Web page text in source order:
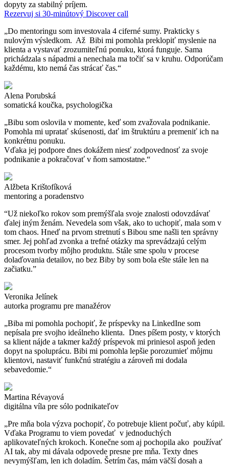
dopyty za stabilný príjem.
Rezervuj si 30-minútový Discover call
„Do mentoringu som investovala 4 ciferné sumy. Prakticky s
nulovým výsledkom. Až Bibi mi pomohla preklopiť myslenie na
klienta a vystavať zrozumiteľnú ponuku, ktorá funguje. Sama
prichádzala s nápadmi a nenechala ma točiť sa v kruhu. Odporúčam
každému, kto nemá čas strácať čas.“
Alena Porubská
somatická koučka, psychologička
„Bibu som oslovila v momente, keď som zvažovala podnikanie.
Pomohla mi upratať skúsenosti, dať im štruktúru a premeniť ich na
konkrétnu ponuku.
Vďaka jej podpore dnes dokážem niesť zodpovednosť za svoje
podnikanie a pokračovať v ňom samostatne.“
Alžbeta Krištofíková
mentoring a poradenstvo
“Už niekoľko rokov som premýšľala svoje znalosti odovzdávať
ďalej iným ženám. Nevedela som však, ako to uchopiť, mala som v
tom chaos. Hneď na prvom stretnutí s Bibou sme našli ten správny
smer. Jej pohľad zvonka a trefné otázky ma sprevádzajú celým
procesom tvorby môjho produktu. Stále sme spolu v procese
dolaďovania detailov, no bez Biby by som bola ešte stále len na
začiatku.”
Veronika Jelínek
autorka programu pre manažérov
„Biba mi pomohla pochopiť, že príspevky na LinkedIne som
nepísala pre svojho ideálneho klienta. Dnes píšem posty, v ktorých
sa klient nájde a takmer každý príspevok mi priniesol aspoň jeden
dopyt na spoluprácu. Bibi mi pomohla lepšie porozumieť môjmu
klientovi, nastaviť funkčnú stratégiu a zároveň mi dodala
sebavedomie.“
Martina Révayová
digitálna víla pre sólo podnikateľov
„Pre mňa bola výzva pochopiť, čo potrebuje klient počuť, aby kúpil.
Vďaka Programu to viem povedať v jednoduchých
aplikovateľných krokoch. Konečne som aj pochopila ako používať
AI tak, aby mi dávala odpovede presne pre mňa. Texty dnes
nevymýšľam, len ich doladím. Šetrím čas, mám väčší dosah a